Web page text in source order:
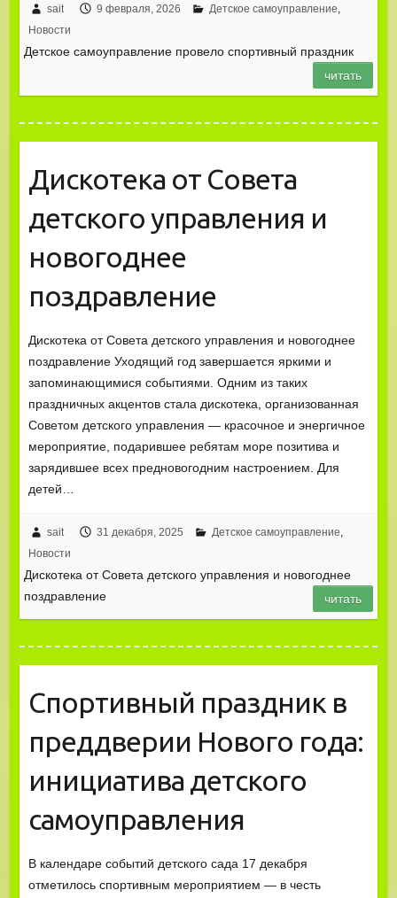
sait 9 февраля, 2026 Детское самоуправление,
Новости
Детское самоуправление провело спортивный праздник
читать
Дискотека от Совета
детского управления и
новогоднее
поздравление
Дискотека от Совета детского управления и новогоднее
поздравление Уходящий год завершается яркими и
запоминающимися событиями. Одним из таких
праздничных акцентов стала дискотека, организованная
Советом детского управления — красочное и энергичное
мероприятие, подарившее ребятам море позитива и
зарядившее всех предновогодним настроением. Для
детей…
sait 31 декабря, 2025 Детское самоуправление,
Новости
Дискотека от Совета детского управления и новогоднее
поздравление
читать
Спортивный праздник в
преддверии Нового года:
инициатива детского
самоуправления
В календаре событий детского сада 17 декабря
отметилось спортивным мероприятием — в честь